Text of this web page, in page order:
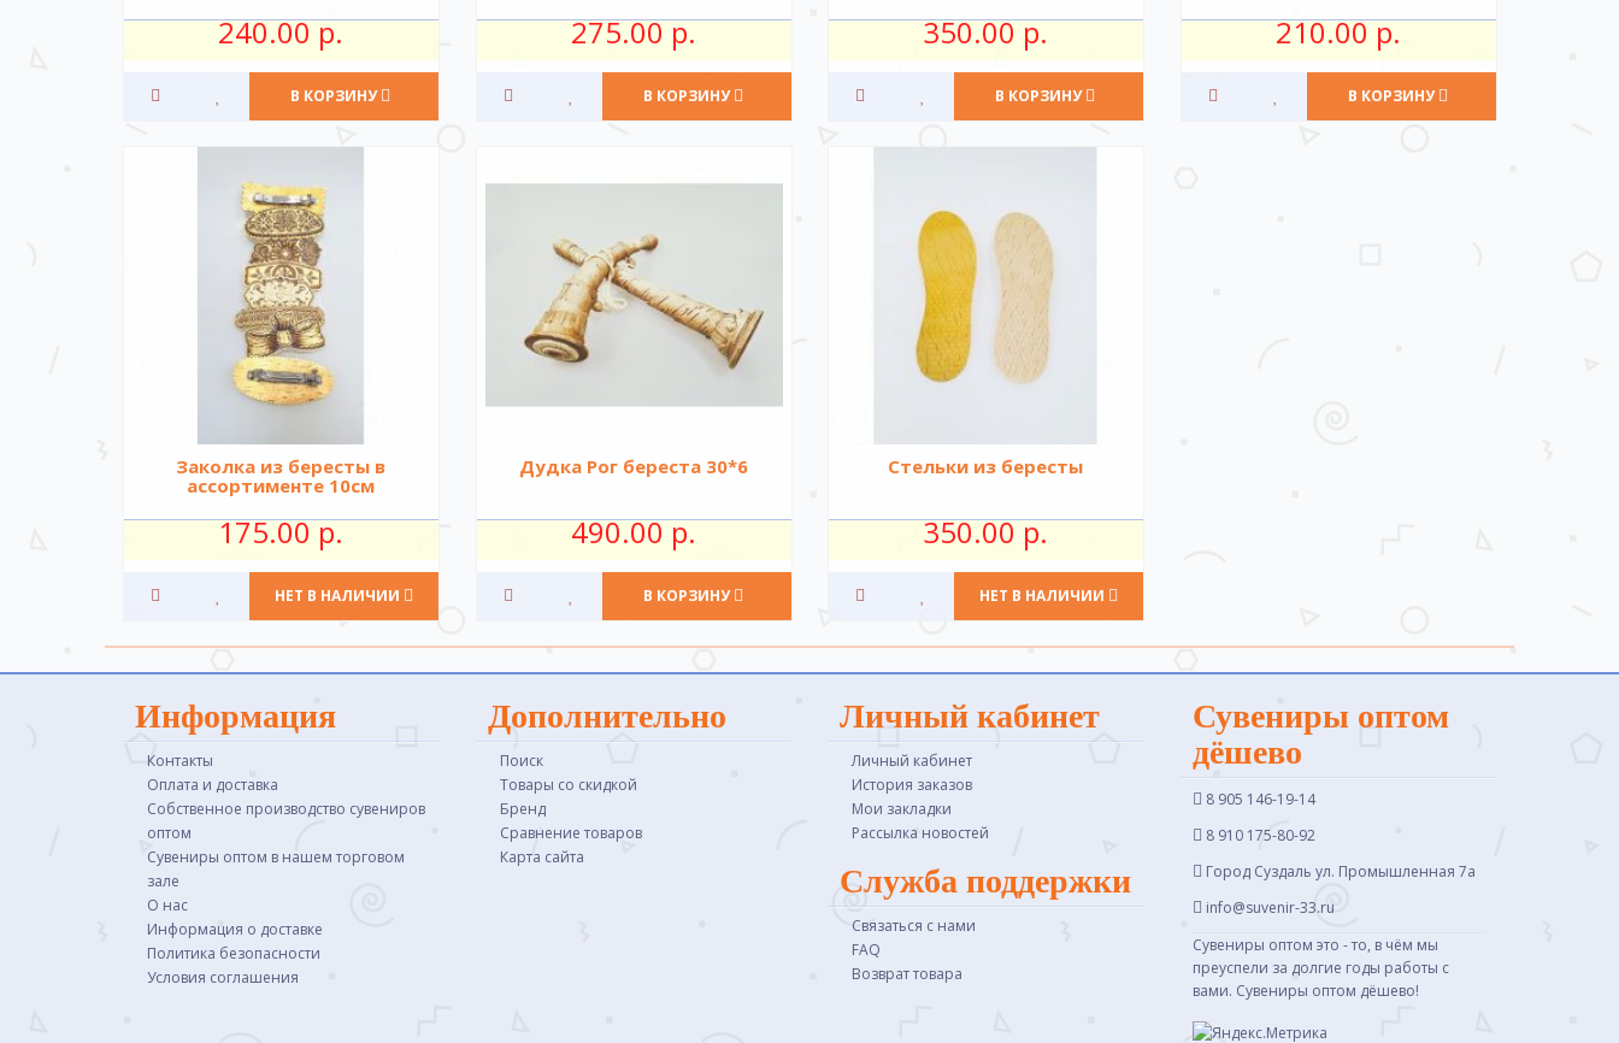
240.00 р.
В КОРЗИНУ
275.00 р.
В КОРЗИНУ
350.00 р.
В КОРЗИНУ
210.00 р.
В КОРЗИНУ
Заколка из бересты в
ассортименте 10см
175.00 р.
НЕТ В НАЛИЧИИ
Дудка Рог береста 30*6
490.00 р.
В КОРЗИНУ
Стельки из бересты
350.00 р.
НЕТ В НАЛИЧИИ
Информация
Контакты
Оплата и доставка
Собственное производство сувениров
оптом
Сувениры оптом в нашем торговом
зале
О нас
Информация о доставке
Политика безопасности
Условия соглашения
Дополнительно
Поиск
Товары со скидкой
Бренд
Сравнение товаров
Карта сайта
Личный кабинет
Личный кабинет
История заказов
Мои закладки
Рассылка новостей
Служба поддержки
Связаться с нами
FAQ
Возврат товара
Сувениры оптом
дёшево
8 905 146-19-14
8 910 175-80-92
Город Суздаль ул. Промышленная 7a
info@suvenir-33.ru
Сувениры оптом это - то, в чём мы
преуспели за долгие годы работы с
вами. Сувениры оптом дёшево!